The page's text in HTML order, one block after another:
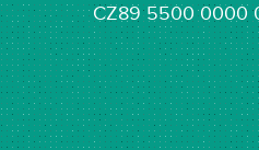
CZ89 5500 0000